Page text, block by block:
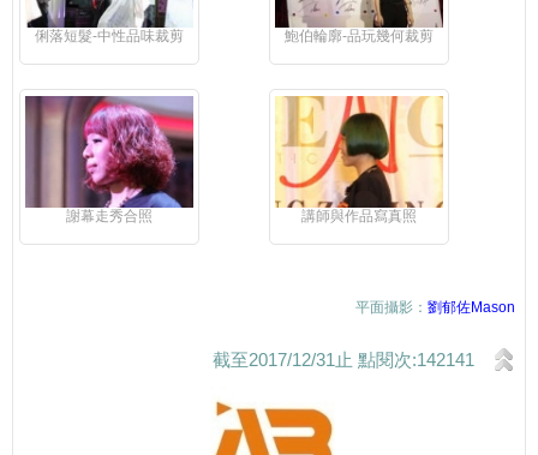
俐落短髮-中性品味裁剪 鮑伯輪廓-品玩幾何裁剪
謝幕走秀合照 講師與作品寫真照
平面攝影： 劉郁佐Mason
截至2017/12/31止 點閱次:142141